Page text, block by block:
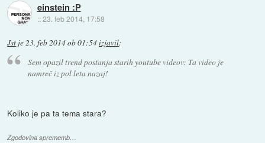
einstein :P
::23. feb 2014, 17:58
Jst je23. feb 2014 ob 01:54izjavil:
Sem opazil trend postanja starih youtube videov: Ta video je
namreč iz pol leta nazaj!
Koliko je pa ta tema stara?
Zgodovina sprememb…